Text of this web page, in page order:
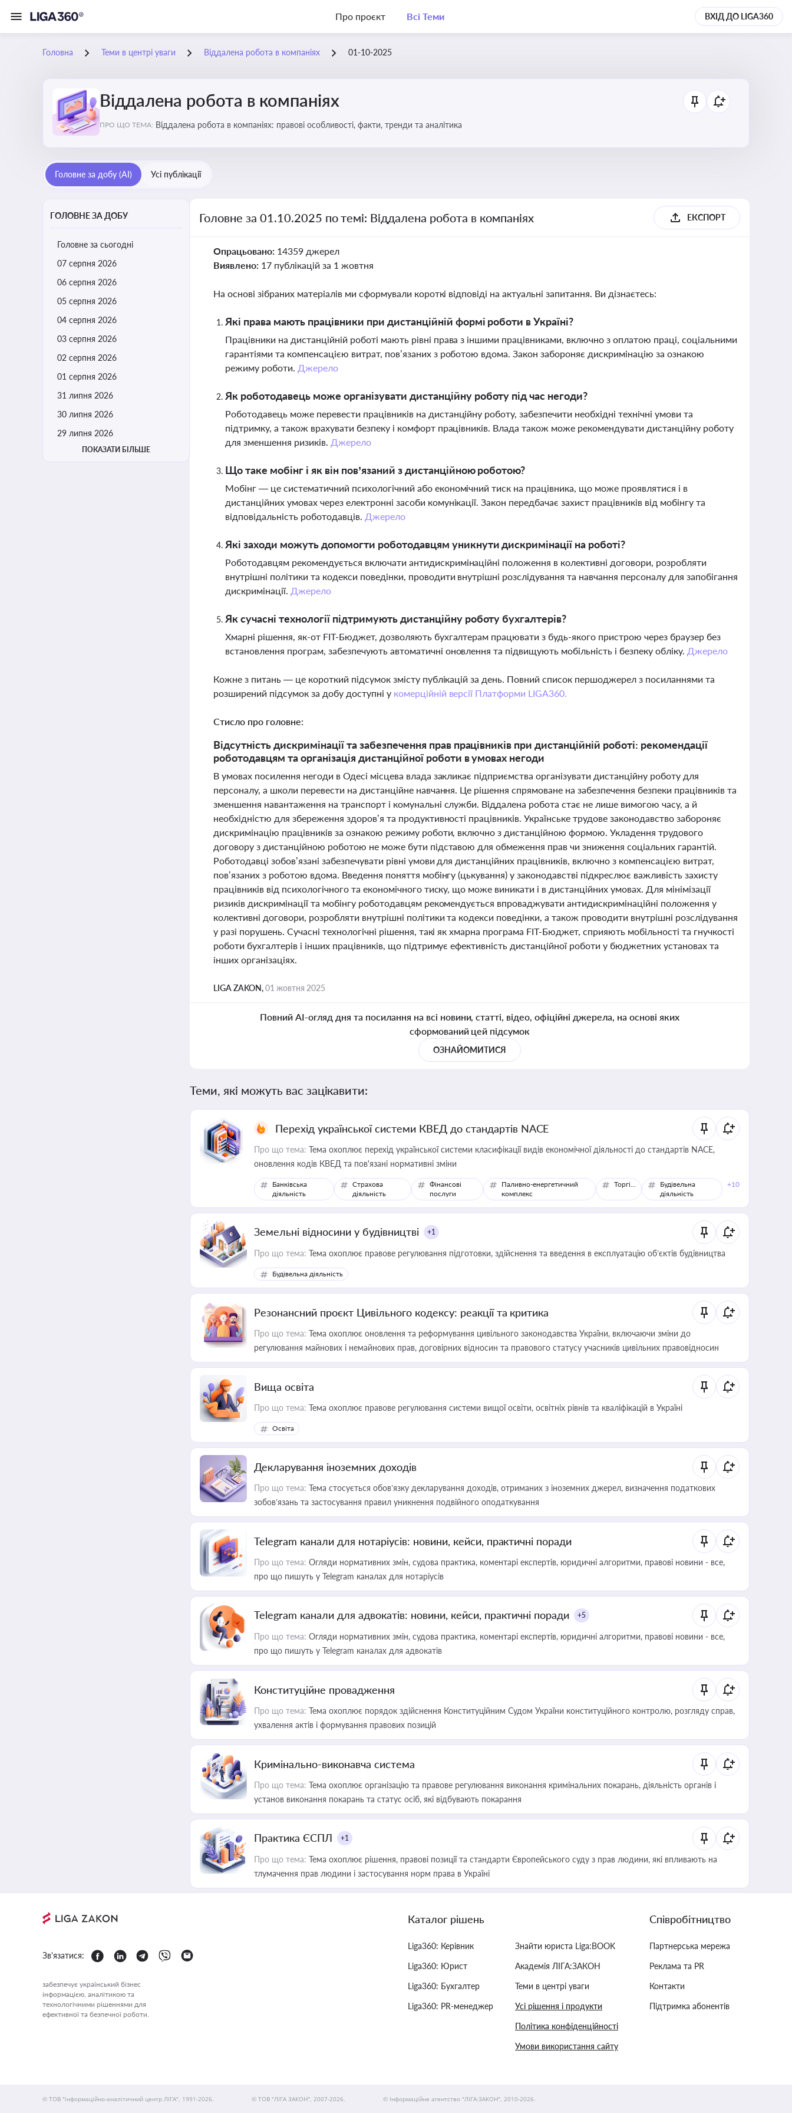
Про проєкт Всі Теми ВХІД ДО LIGA360
Головна Теми в центрі уваги Віддалена робота в компаніях 01-10-2025
Віддалена робота в компаніях
ПРО ЩО ТЕМА: Віддалена робота в компаніях: правові особливості, факти, тренди та аналітика
Головне за добу (AI) Усі публікації
ГОЛОВНЕ ЗА ДОБУ
Головне за сьогодні
07 серпня 2026
06 серпня 2026
05 серпня 2026
04 серпня 2026
03 серпня 2026
02 серпня 2026
01 серпня 2026
31 липня 2026
30 липня 2026
29 липня 2026
ПОКАЗАТИ БІЛЬШЕ
Головне за 01.10.2025 по темі: Віддалена робота в компаніях ЕКСПОРТ
Опрацьовано: 14359 джерел
Виявлено: 17 публікацій за 1 жовтня
На основі зібраних матеріалів ми сформували короткі відповіді на актуальні запитання. Ви дізнаєтесь:
Які права мають працівники при дистанційній формі роботи в Україні?
Працівники на дистанційній роботі мають рівні права з іншими працівниками, включно з оплатою праці, соціальними
гарантіями та компенсацією витрат, пов’язаних з роботою вдома. Закон забороняє дискримінацію за ознакою
режиму роботи. Джерело
Як роботодавець може організувати дистанційну роботу під час негоди?
Роботодавець може перевести працівників на дистанційну роботу, забезпечити необхідні технічні умови та
підтримку, а також врахувати безпеку і комфорт працівників. Влада також може рекомендувати дистанційну роботу
для зменшення ризиків. Джерело
Що таке мобінг і як він пов’язаний з дистанційною роботою?
Мобінг — це систематичний психологічний або економічний тиск на працівника, що може проявлятися і в
дистанційних умовах через електронні засоби комунікації. Закон передбачає захист працівників від мобінгу та
відповідальність роботодавців. Джерело
Які заходи можуть допомогти роботодавцям уникнути дискримінації на роботі?
Роботодавцям рекомендується включати антидискримінаційні положення в колективні договори, розробляти
внутрішні політики та кодекси поведінки, проводити внутрішні розслідування та навчання персоналу для запобігання
дискримінації. Джерело
Як сучасні технології підтримують дистанційну роботу бухгалтерів?
Хмарні рішення, як-от FIT-Бюджет, дозволяють бухгалтерам працювати з будь-якого пристрою через браузер без
встановлення програм, забезпечують автоматичні оновлення та підвищують мобільність і безпеку обліку. Джерело
Кожне з питань — це короткий підсумок змісту публікацій за день. Повний список першоджерел з посиланнями та
розширений підсумок за добу доступні у комерційній версії Платформи LIGA360.
Стисло про головне:
Відсутність дискримінації та забезпечення прав працівників при дистанційній роботі: рекомендації
роботодавцям та організація дистанційної роботи в умовах негоди
В умовах посилення негоди в Одесі місцева влада закликає підприємства організувати дистанційну роботу для
персоналу, а школи перевести на дистанційне навчання. Це рішення спрямоване на забезпечення безпеки працівників та
зменшення навантаження на транспорт і комунальні служби. Віддалена робота стає не лише вимогою часу, а й
необхідністю для збереження здоров’я та продуктивності працівників. Українське трудове законодавство забороняє
дискримінацію працівників за ознакою режиму роботи, включно з дистанційною формою. Укладення трудового
договору з дистанційною роботою не може бути підставою для обмеження прав чи зниження соціальних гарантій.
Роботодавці зобов’язані забезпечувати рівні умови для дистанційних працівників, включно з компенсацією витрат,
пов’язаних з роботою вдома. Введення поняття мобінгу (цькування) у законодавстві підкреслює важливість захисту
працівників від психологічного та економічного тиску, що може виникати і в дистанційних умовах. Для мінімізації
ризиків дискримінації та мобінгу роботодавцям рекомендується впроваджувати антидискримінаційні положення у
колективні договори, розробляти внутрішні політики та кодекси поведінки, а також проводити внутрішні розслідування
у разі порушень. Сучасні технологічні рішення, такі як хмарна програма FIT-Бюджет, сприяють мобільності та гнучкості
роботи бухгалтерів і інших працівників, що підтримує ефективність дистанційної роботи у бюджетних установах та
інших організаціях.
LIGA ZAKON,01 жовтня 2025
Повний AI-огляд дня та посилання на всі новини, статті, відео, офіційні джерела, на основі яких
сформований цей підсумок
ОЗНАЙОМИТИСЯ
Теми, які можуть вас зацікавити:
Перехід української системи КВЕД до стандартів NACE
Про що тема: Тема охоплює перехід української системи класифікації видів економічної діяльності до стандартів NACE,
оновлення кодів КВЕД та пов'язані нормативні зміни
Банківська
діяльність
Страхова
діяльність
Фінансові
послуги
Паливно-енергетичний
комплекс
Торгівля
Будівельна
діяльність
+10
Земельні відносини у будівництві +1
Про що тема: Тема охоплює правове регулювання підготовки, здійснення та введення в експлуатацію об’єктів будівництва
Будівельна діяльність
Резонансний проєкт Цивільного кодексу: реакції та критика
Про що тема: Тема охоплює оновлення та реформування цивільного законодавства України, включаючи зміни до
регулювання майнових і немайнових прав, договірних відносин та правового статусу учасників цивільних правовідносин
Вища освіта
Про що тема: Тема охоплює правове регулювання системи вищої освіти, освітніх рівнів та кваліфікацій в Україні
Освіта
Декларування іноземних доходів
Про що тема: Тема стосується обов’язку декларування доходів, отриманих з іноземних джерел, визначення податкових
зобов’язань та застосування правил уникнення подвійного оподаткування
Telegram канали для нотаріусів: новини, кейси, практичні поради
Про що тема: Огляди нормативних змін, судова практика, коментарі експертів, юридичні алгоритми, правові новини - все,
про що пишуть у Telegram каналах для нотаріусів
Telegram канали для адвокатів: новини, кейси, практичні поради +5
Про що тема: Огляди нормативних змін, судова практика, коментарі експертів, юридичні алгоритми, правові новини - все,
про що пишуть у Telegram каналах для адвокатів
Конституційне провадження
Про що тема: Тема охоплює порядок здійснення Конституційним Судом України конституційного контролю, розгляду справ,
ухвалення актів і формування правових позицій
Кримінально-виконавча система
Про що тема: Тема охоплює організацію та правове регулювання виконання кримінальних покарань, діяльність органів і
установ виконання покарань та статус осіб, які відбувають покарання
Практика ЄСПЛ +1
Про що тема: Тема охоплює рішення, правові позиції та стандарти Європейського суду з прав людини, які впливають на
тлумачення прав людини і застосування норм права в Україні
Зв'язатися:
забезпечує український бізнес
інформацією, аналітикою та
технологічними рішеннями для
ефективної та безпечної роботи.
Каталог рішень
Liga360: Керівник
Liga360: Юрист
Liga360: Бухгалтер
Liga360: PR-менеджер
Знайти юриста Liga:BOOK
Академія ЛІГА:ЗАКОН
Теми в центрі уваги
Усі рішення і продукти
Політика конфіденційності
Умови використання сайту
Співробітництво
Партнерська мережа
Реклама та PR
Контакти
Підтримка абонентів
© ТОВ "інформаційно-аналітичний центр ЛІГА", 1991-2026. © ТОВ "ЛІГА ЗАКОН", 2007-2026. © Інформаційне агентство "ЛІГА:ЗАКОН", 2010-2026.